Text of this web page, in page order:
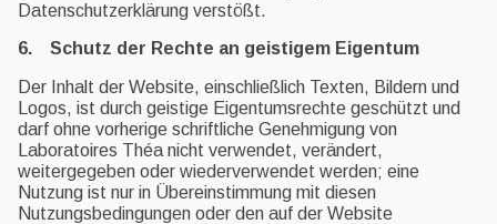
Datenschutzerklärung verstößt.
6. Schutz der Rechte an geistigem Eigentum
Der Inhalt der Website, einschließlich Texten, Bildern und
Logos, ist durch geistige Eigentumsrechte geschützt und
darf ohne vorherige schriftliche Genehmigung von
Laboratoires Théa nicht verwendet, verändert,
weitergegeben oder wiederverwendet werden; eine
Nutzung ist nur in Übereinstimmung mit diesen
Nutzungsbedingungen oder den auf der Website